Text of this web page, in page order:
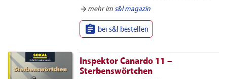
arrow_forward mehr im s&l magazin
 bei s&l bestellen
Inspektor Canardo 11 –
Sterbenswörtchen